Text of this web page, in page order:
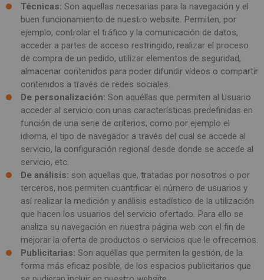
GEORGIA
English
ქართული
GREECE
Ελληνικά
English
HUNGARY
English
Deutsch
Français
English
Українська
SAUDI ARABIA
Arabic
Técnicas: Son aquellas necesarias para la navegación y el
buen funcionamiento de nuestro website. Permiten, por
ejemplo, controlar el tráfico y la comunicación de datos,
acceder a partes de acceso restringido, realizar el proceso
de compra de un pedido, utilizar elementos de seguridad,
almacenar contenidos para poder difundir vídeos o compartir
contenidos a través de redes sociales.
De personalización: Son aquéllas que permiten al Usuario
acceder al servicio con unas características predefinidas en
función de una serie de criterios, como por ejemplo el
idioma, el tipo de navegador a través del cual se accede al
servicio, la configuración regional desde donde se accede al
servicio, etc.
De análisis: son aquellas que, tratadas por nosotros o por
terceros, nos permiten cuantificar el número de usuarios y
así realizar la medición y análisis estadístico de la utilización
que hacen los usuarios del servicio ofertado. Para ello se
analiza su navegación en nuestra página web con el fin de
mejorar la oferta de productos o servicios que le ofrecemos.
Publicitarias: Son aquéllas que permiten la gestión, de la
forma más eficaz posible, de los espacios publicitarios que